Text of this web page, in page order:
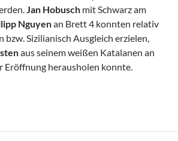
Jan Hobusch mit Schwarz am
Nguyenan Brett 4 konnten relativ
bzw. Sizilianisch Ausgleich erzielen,
aus seinem weißen Katalanen an
Eröffnung herausholen konnte.